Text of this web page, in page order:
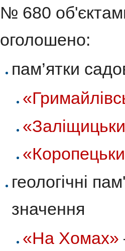
№ 680
оголошено:
пам’ятки
геологічні
значення
«На Хомах»